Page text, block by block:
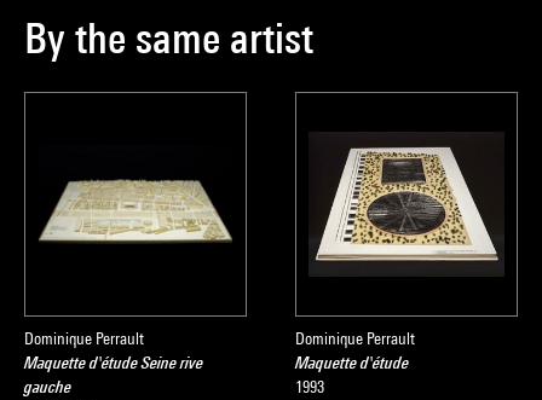
By the same artist
Dominique Perrault
Maquette d'étude Seine rive
gauche
Dominique Perrault
Maquette d'étude
1993